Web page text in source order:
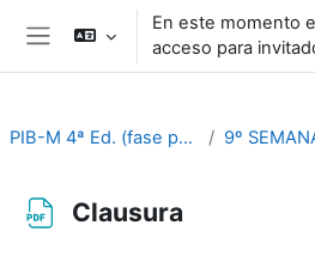
Salta al contenido principal
Panel lateral
En este momento
acceso para
PIB-M 4ª Ed. (fase práctica)
Clausura